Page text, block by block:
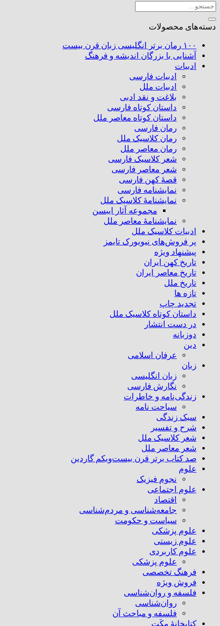
جستجو
برای:
دسته‌های محصولات
۱۰۰ رمان برتر انگلیسی زبان قرن بیست
آشنایی با بزرگان اندیشه و فرهنگ
ادبیات
ادبیات فارسی
ادبیات ملل
بلاغت و نقد ادبی
داستان کوتاه فارسی
داستان کوتاه معاصر ملل
رمان فارسی
رمان کلاسیک ملل
رمان معاصر ملل
شعر کلاسیک فارسی
شعر معاصر فارسی
قصهٔ کهن فارسی
نمایشنامه فارسی
نمایشنامهٔ کلاسیک ملل
مجموعه آثار ایبسن
نمایشنامهٔ معاصر ملل
ادبیات کلاسیک ملل
پر فروش‌های نیویورک تایمز
پیشنهاد ویژه
تاریخ کهن ایران
تاریخ معاصر ایران
تاریخ ملل
تازه ها
تجدید چاپ
داستان کوتاه کلاسیک ملل
در دست انتشار
دوزبانه
دین
عرفان اسلامی
زبان
زبان انگلیسی
نگارش فارسی
زندگی‌نامه و خاطرات
سیاحت نامه
سبک زندگی
شرح و تفسیر
شعر کلاسیک ملل
شعر معاصر ملل
صد کتاب برتر قرن بیست‌و‌یکم گاردین
علوم
نجوم فیزیک
علوم اجتماعی
اقتصاد
جامعه‌شناسی و مردم‌شناسی
سیاست و حکومت
علوم پزشکی
علوم زیستی
علوم کاربردی
علوم پزشکی
فرهنگ تخصصی
فروش ویژه
فلسفه و روان‌شناسی
روان‌شناسی
فلسفه و مباحث آن
کتابخانۀ مِکَت